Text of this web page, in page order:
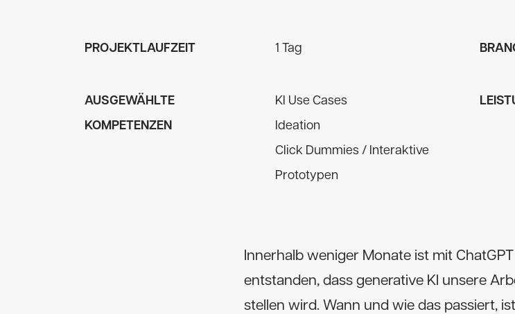
PROJEKTLAUFZEIT 1 Tag
AUSGEWÄHLTE
KOMPETENZEN
KI Use Cases
Ideation
Click Dummies / Interaktive
Prototypen
Innerhalb weniger Monate ist mit
entstanden, dass generative KI unsere
stellen wird. Wann und wie das passiert,